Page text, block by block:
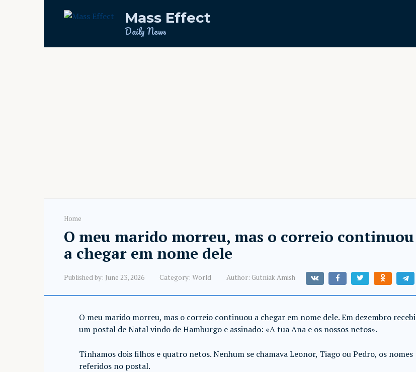
Mass Effect
Daily News
Home
O meu marido morreu, mas o correio continuou
a chegar em nome dele
Published by: June 23, 2026 Category: World Author: Gutniak Amish
O meu marido morreu, mas o correio continuou a chegar em nome dele. Em dezembro recebi
um postal de Natal vindo de Hamburgo e assinado: «A tua Ana e os nossos netos».
Tínhamos dois filhos e quatro netos. Nenhum se chamava Leonor, Tiago ou Pedro, os nomes
referidos no postal.